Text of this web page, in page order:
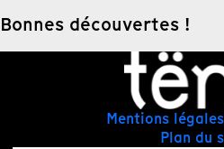
Bonnes découvertes !
Mentions
Plan du